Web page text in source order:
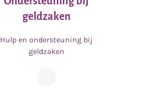
geldzaken
Hulp en ondersteuning bij
geldzaken